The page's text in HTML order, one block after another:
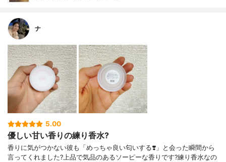
ナ
5.00
優しい甘い香りの練り香水?
香りに気がつかない彼も「めっちゃ良い匂いする❣️」と会った瞬間から
言ってくれました?上品で気品のあるソーピーな香りです?練り香水なの